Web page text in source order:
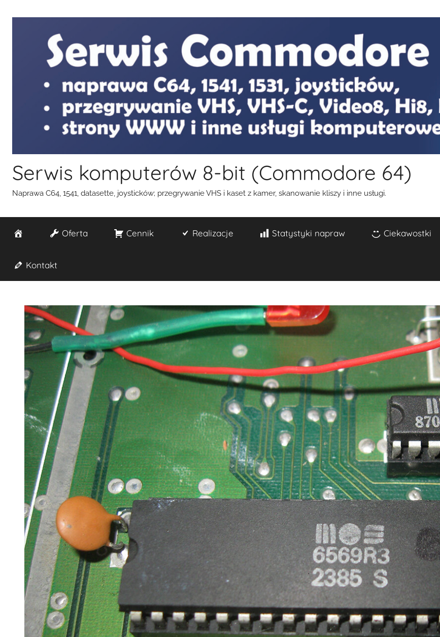
Serwis komputerów 8-bit (Commodore 64)
Naprawa C64, 1541, datasette, joysticków; przegrywanie VHS i kaset z kamer, skanowanie kliszy i inne usługi.
Oferta Cennik Realizacje Statystyki napraw Ciekawostki
Kontakt